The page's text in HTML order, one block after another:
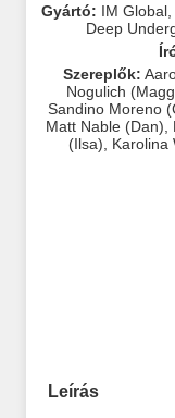
Gyártó: IM Global,
Deep
Szereplők:
Nogulich
Sandino Moreno
Matt Nable (Dan)
(Ilsa)
Karolina
Leírás